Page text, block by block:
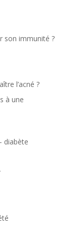
son immunité ?
l’acné ?
à une
diabète